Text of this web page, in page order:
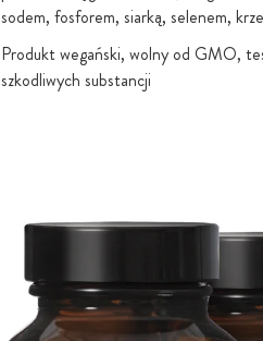
sodem, fosforem, siarką, selenem,
Produkt wegański, wolny od GMO,
szkodliwych substancji